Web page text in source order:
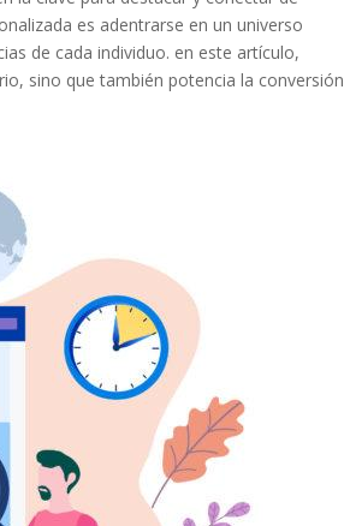
es adentrarse en‍ un universo
de cada⁢ individuo. en este artículo,
sino ⁣que ‍también potencia​ la conversión